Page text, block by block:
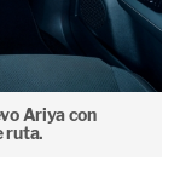
Ariya con
ruta.